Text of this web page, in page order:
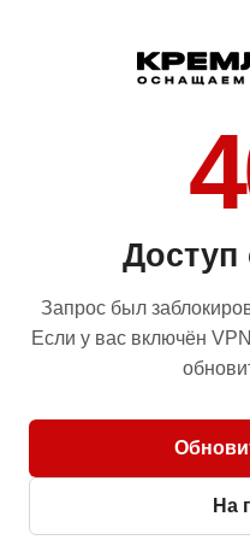
Доступ
Запрос был
Если у вас включён
На